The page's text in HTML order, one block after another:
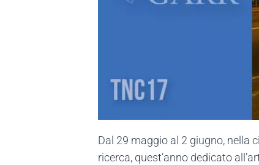
Dal 29 maggio al 2 giugno, nella
ricerca, quest’anno dedicato